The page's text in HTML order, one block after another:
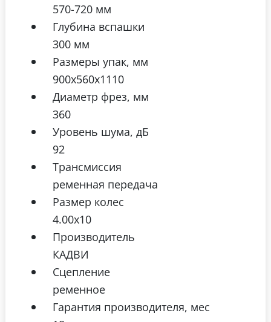
570-720 мм
Глубина вспашки
300 мм
Размеры упак, мм
900х560х1110
Диаметр фрез, мм
360
Уровень шума, дБ
92
Трансмиссия
ременная передача
Размер колес
4.00х10
Производитель
КАДВИ
Сцепление
ременное
Гарантия производителя, мес